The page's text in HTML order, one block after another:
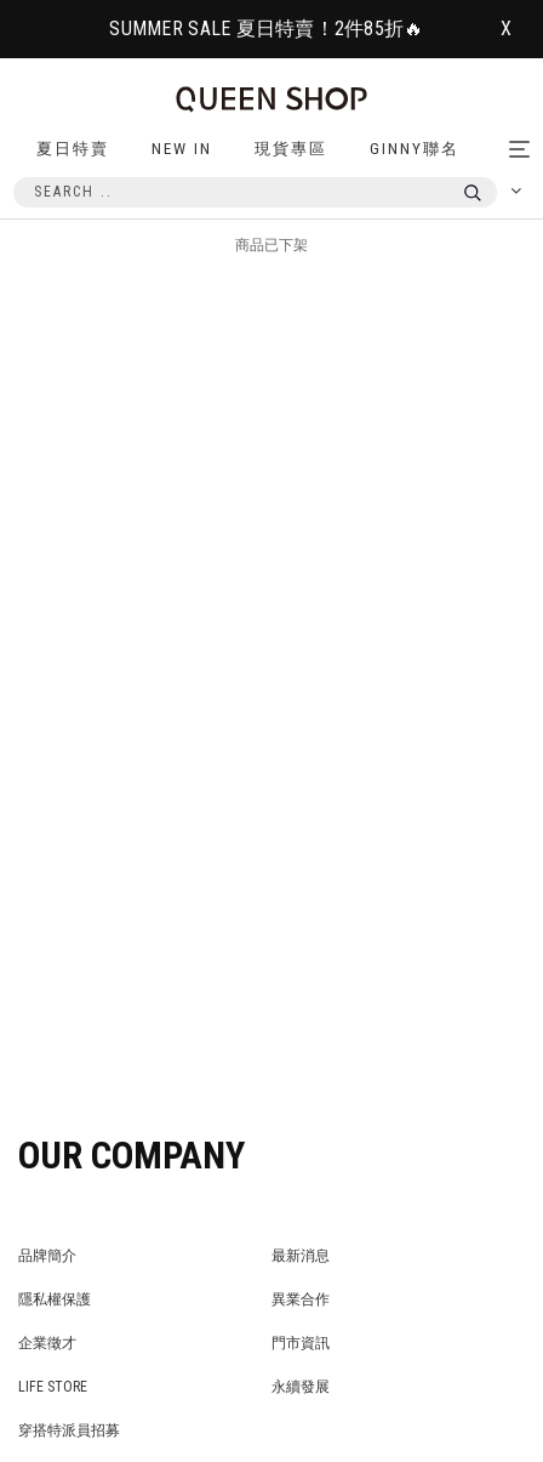
SUMMER SALE 夏日特賣！2件85折🔥 X
夏日特賣 NEW IN 現貨專區 GINNY聯名
商品已下架
OUR COMPANY
品牌簡介
最新消息
隱私權保護
異業合作
企業徵才
門市資訊
LIFE STORE
永續發展
穿搭特派員招募